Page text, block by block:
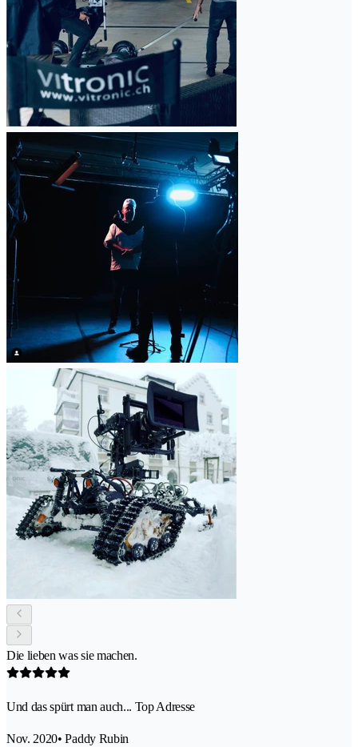
Die lieben was sie machen.
Und das spürt man auch... Top Adresse
Nov. 2020• Paddy Rubin